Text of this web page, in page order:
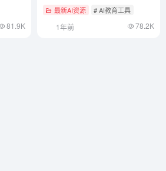
81.9K
最新AI资源 # AI教育工具
1年前 78.2K